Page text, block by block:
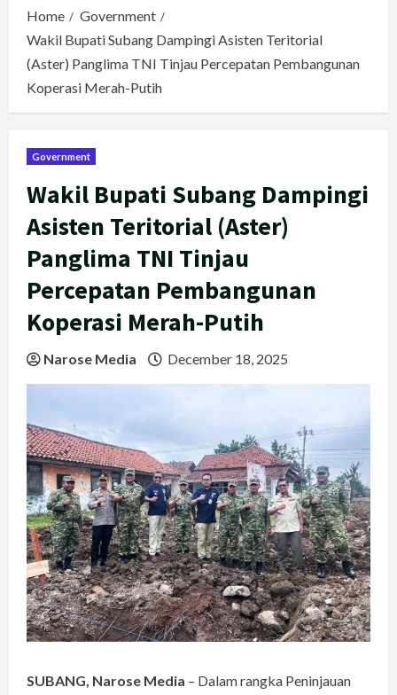
Home
Government
Wakil Bupati Subang Dampingi Asisten Teritorial
(Aster) Panglima TNI Tinjau Percepatan Pembangunan
Koperasi Merah-Putih
Government
Wakil Bupati Subang Dampingi
Asisten Teritorial (Aster)
Panglima TNI Tinjau
Percepatan Pembangunan
Koperasi Merah-Putih
Narose Media December 18, 2025
SUBANG, Narose Media – Dalam rangka Peninjauan